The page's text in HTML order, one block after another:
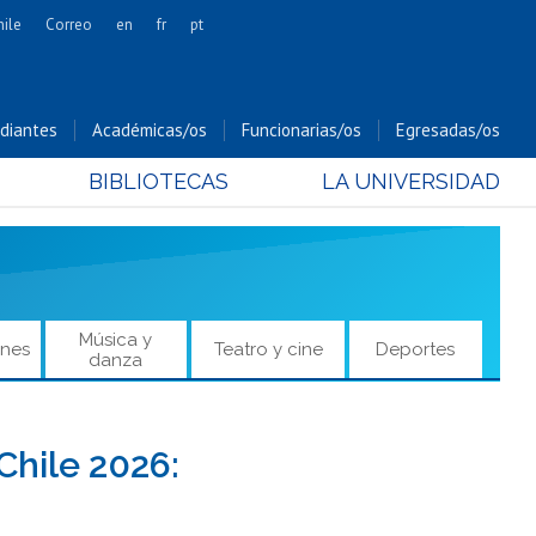
Cs. Forestales y Conservación
Cs. Sociales
Comunicación e Imagen
Odontología
Estudios Internacionales
Hospital Clínico
Correo en fr pt
Académicas/os Funcionarias/os Egresadas/os
BIBLIOTECAS LA UNIVERSIDAD
Música y
danza
Teatro y cine Deportes
2026: